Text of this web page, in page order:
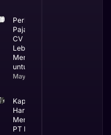
Perbandingan
Pajak PT dan
CV Mana yang
Lebih
Menguntungkan
untuk Bisnis
May 13, 2026
Kapan Bisnis
Harus
Menggunakan
PT Ini Waktu